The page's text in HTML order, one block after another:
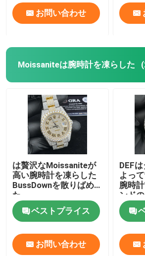
お問い合わせ
Moissaniteは腕時計を凍らした
は贅沢なMoissaniteが
高い腕時計を凍らした
BussDownを散りばめ
た
ベストプライス
お問い合わせ
DEF
よっ
腕時
ンド
続く